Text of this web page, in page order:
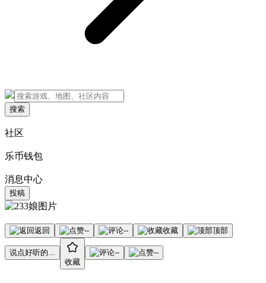
搜索
社区
乐币钱包
消息中心
投稿
返回 -- -- 收藏 顶部
说点好听的...
收藏
-- --